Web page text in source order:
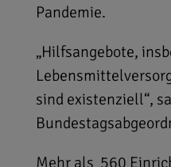
Pandemie.
„Hilfsangebote,
sind existenziell“,
Mehr als 560